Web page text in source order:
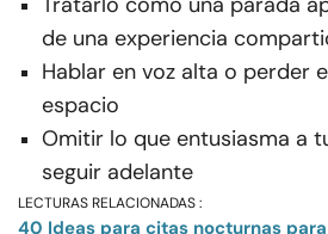
de una experiencia
Hablar en voz alta o perder
espacio
Omitir lo que entusiasma a
seguir adelante
LECTURAS RELACIONADAS :
40 Ideas para citas nocturnas